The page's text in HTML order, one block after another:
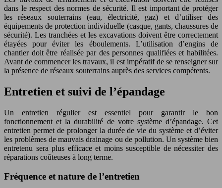
dans le respect des normes de sécurité. Il est important de protéger
les réseaux souterrains (eau, électricité, gaz) et d’utiliser des
équipements de protection individuelle (casque, gants, chaussures de
sécurité). Les tranchées et les excavations doivent être correctement
étayées pour éviter les éboulements. L’utilisation d’engins de
chantier doit être réalisée par des personnes qualifiées et habilitées.
Avant de commencer les travaux, il est impératif de se renseigner sur
la présence de réseaux souterrains auprès des services compétents.
Entretien et suivi de l’épandage
Un entretien régulier est essentiel pour garantir le bon
fonctionnement et la durabilité de votre système d’épandage. Cet
entretien permet de prolonger la durée de vie du système et d’éviter
les problèmes de mauvais drainage ou de pollution. Un système bien
entretenu sera plus efficace et moins susceptible de nécessiter des
réparations coûteuses à long terme.
Fréquence et nature de l’entretien